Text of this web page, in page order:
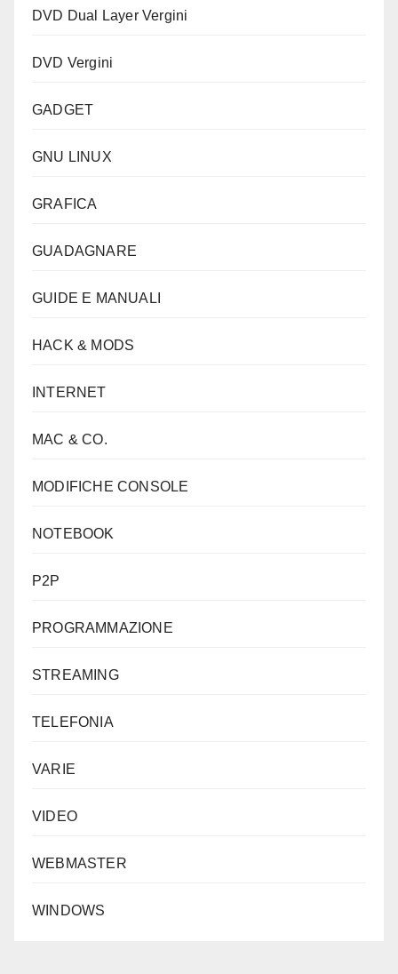
DVD Dual Layer Vergini
DVD Vergini
GADGET
GNU LINUX
GRAFICA
GUADAGNARE
GUIDE E MANUALI
HACK & MODS
INTERNET
MAC & CO.
MODIFICHE CONSOLE
NOTEBOOK
P2P
PROGRAMMAZIONE
STREAMING
TELEFONIA
VARIE
VIDEO
WEBMASTER
WINDOWS